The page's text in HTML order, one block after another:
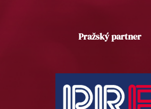
Pražský partner